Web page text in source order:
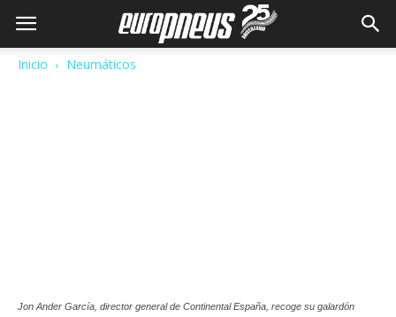
Inicio Neumáticos
Jon Ander García, director general de Continental España, recoge su galardón